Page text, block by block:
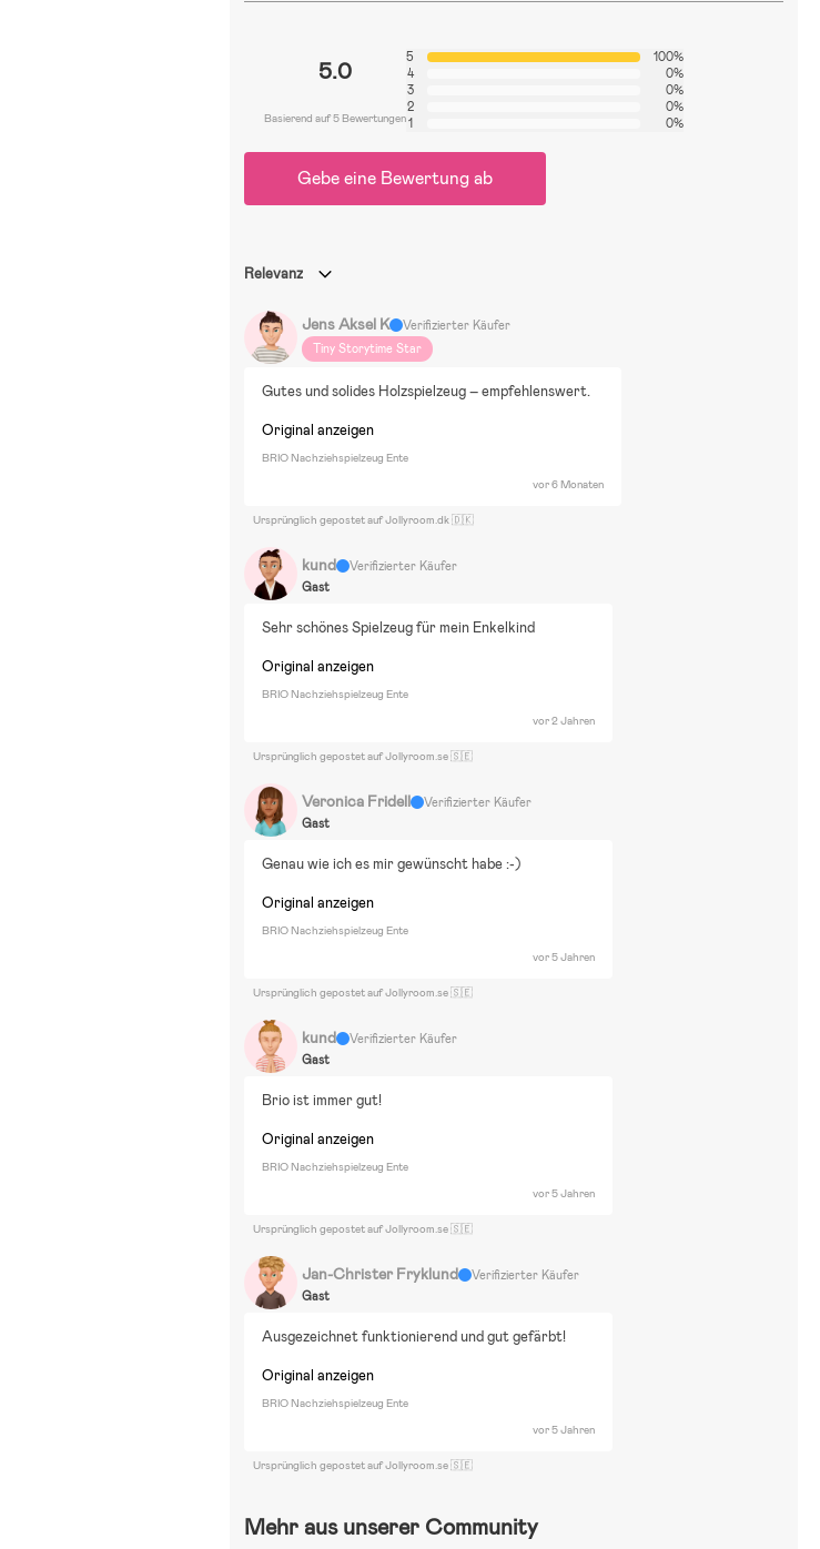
5.0
Basierend auf 5 Bewertungen
5
100%
4
0%
3
0%
2
0%
1
0%
Gebe eine Bewertung ab
Relevanz
Jens Aksel K
Verifizierter Käufer
Tiny Storytime Star
Gutes und solides Holzspielzeug – empfehlenswert.
Original anzeigen
BRIO Nachziehspielzeug Ente
vor 6 Monaten
Ursprünglich gepostet auf Jollyroom.dk 🇩🇰
kund
Verifizierter Käufer
Gast
Sehr schönes Spielzeug für mein Enkelkind
Original anzeigen
BRIO Nachziehspielzeug Ente
vor 2 Jahren
Ursprünglich gepostet auf Jollyroom.se 🇸🇪
Veronica Fridell
Verifizierter Käufer
Gast
Genau wie ich es mir gewünscht habe :-)
Original anzeigen
BRIO Nachziehspielzeug Ente
vor 5 Jahren
Ursprünglich gepostet auf Jollyroom.se 🇸🇪
kund
Verifizierter Käufer
Gast
Brio ist immer gut!
Original anzeigen
BRIO Nachziehspielzeug Ente
vor 5 Jahren
Ursprünglich gepostet auf Jollyroom.se 🇸🇪
Jan-Christer Fryklund
Verifizierter Käufer
Gast
Ausgezeichnet funktionierend und gut gefärbt!
Original anzeigen
BRIO Nachziehspielzeug Ente
vor 5 Jahren
Ursprünglich gepostet auf Jollyroom.se 🇸🇪
Mehr aus unserer Community